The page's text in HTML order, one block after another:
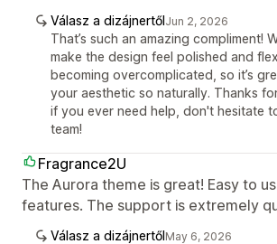
Válasz a dizájnertőlJun 2, 2026
That’s such an amazing compliment!
make the design feel polished and
becoming overcomplicated, so it’s
your aesthetic so naturally. Thanks
if you ever need help, don't hesitate
team!
Fragrance2U
The Aurora theme is great! Easy to
features. The support is extremely
Válasz a dizájnertőlMay 6, 2026